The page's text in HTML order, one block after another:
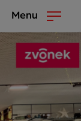
Menu